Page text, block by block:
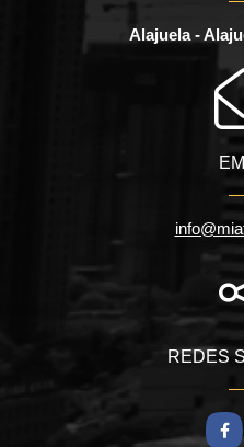
Alajuela -
REDES